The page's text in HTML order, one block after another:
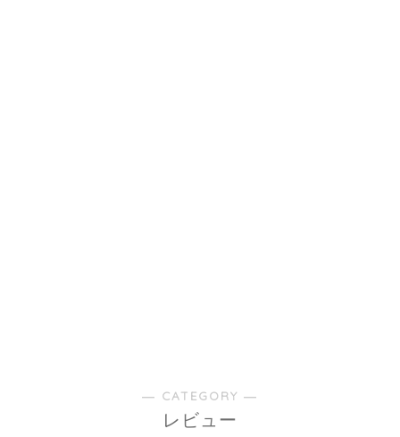
― CATEGORY ―
レビュー